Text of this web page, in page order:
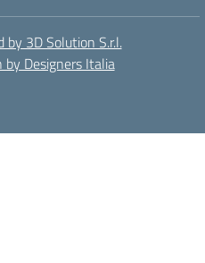
3D Solution S.r.l.
by Designers Italia